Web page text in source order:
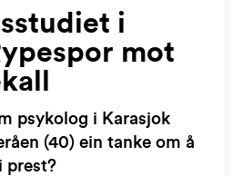
i
mot
psykolog i Karasjok
(40) ein tanke om å
prest?